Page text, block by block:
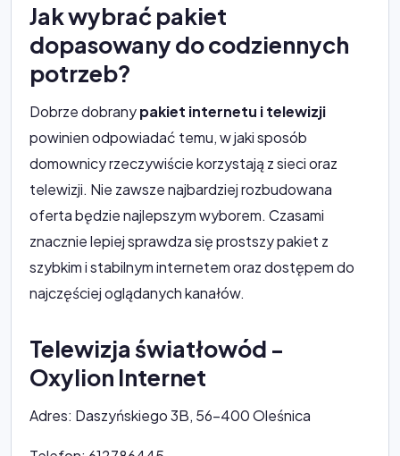
Jak wybrać pakiet
dopasowany do codziennych
potrzeb?
Dobrze dobranypakiet internetu i telewizji
powinien odpowiadać temu, w jaki sposób
domownicy rzeczywiście korzystają z sieci oraz
telewizji. Nie zawsze najbardziej rozbudowana
oferta będzie najlepszym wyborem. Czasami
znacznie lepiej sprawdza się prostszy pakiet z
szybkim i stabilnym internetem oraz dostępem do
najczęściej oglądanych kanałów.
Telewizja światłowód -
Oxylion Internet
Adres: Daszyńskiego 3B, 56-400 Oleśnica